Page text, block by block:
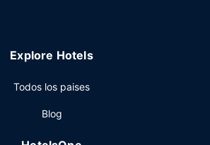
los 3 restaurantes de este hotel, o
Explore Hotels
Todos los paises
Blog